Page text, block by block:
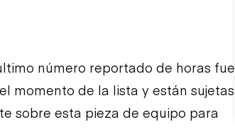
número reportado de horas fue
momento de la lista y están sujetas
sobre esta pieza de equipo para